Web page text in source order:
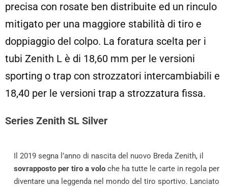
precisa con rosate ben distribuite ed un rinculo
mitigato per una maggiore stabilità di tiro e
doppiaggio del colpo. La foratura scelta per i
tubi Zenith L è di 18,60 mm per le versioni
sporting o trap con strozzatori intercambiabili e
18,40 per le versioni trap a strozzatura fissa.
Series Zenith SL Silver
Il 2019 segna l’anno di nascita del nuovo Breda Zenith, il
sovrapposto per tiro a voloche ha tutte le carte in regola per
diventare una leggenda nel mondo del tiro sportivo. Lanciato